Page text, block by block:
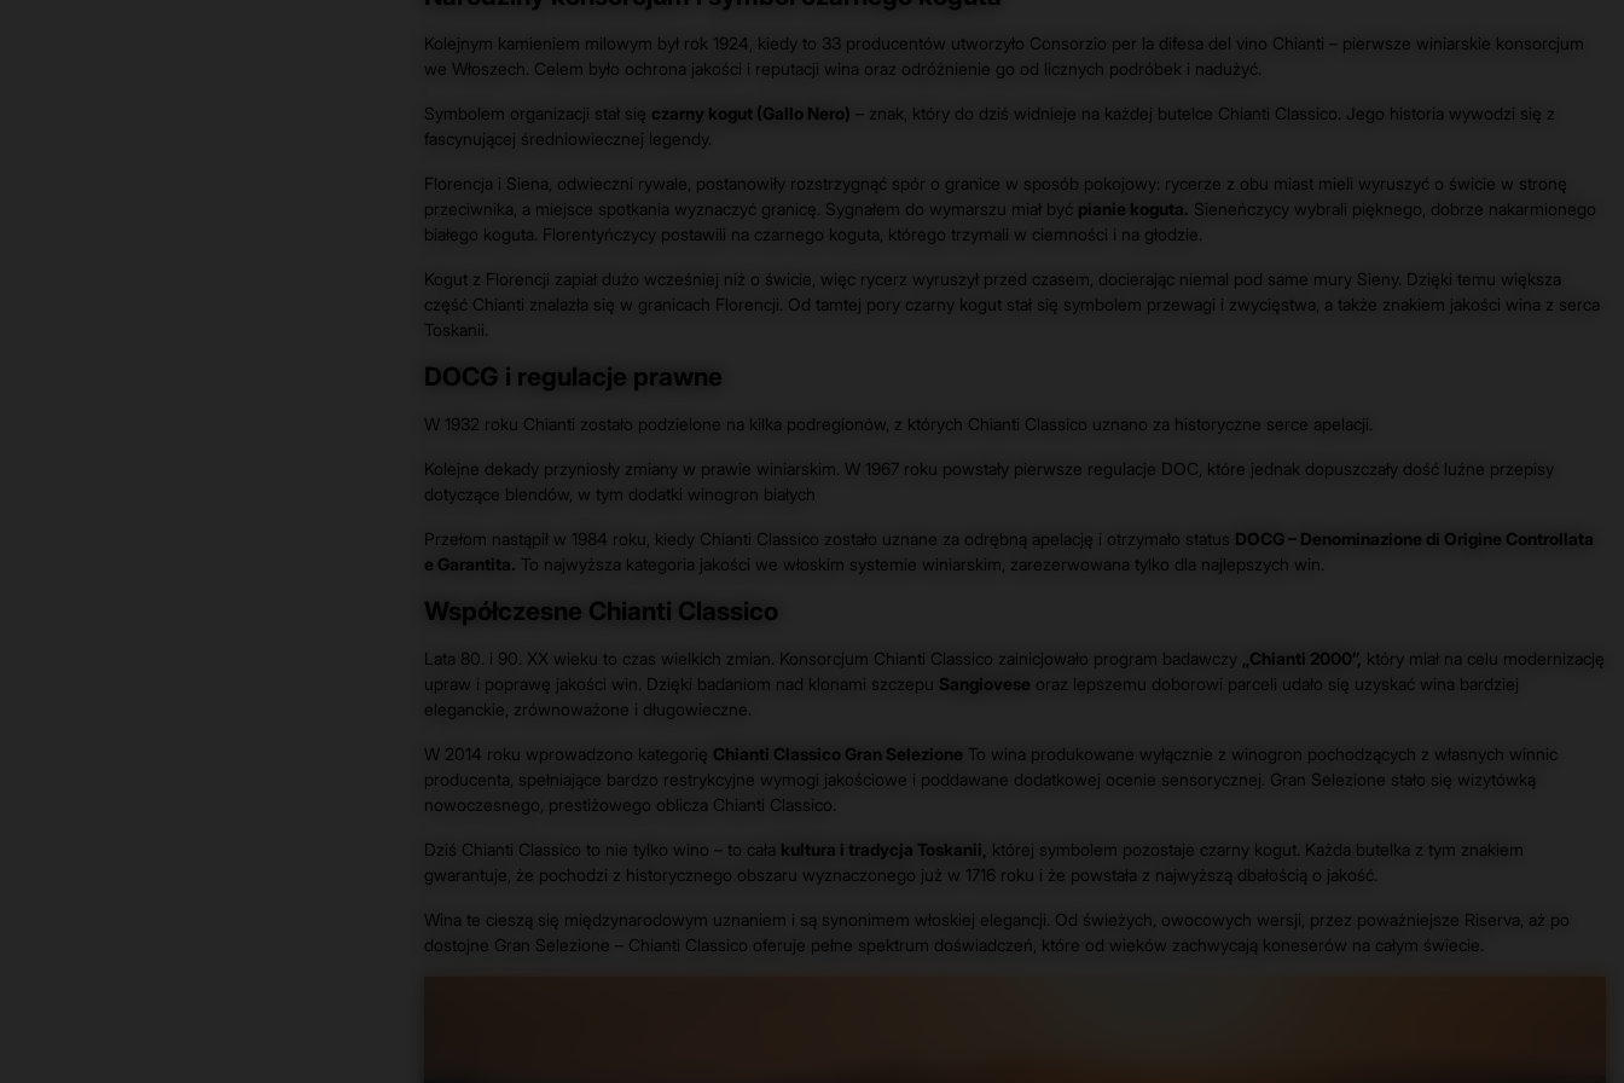
Kolejnym kamieniem milowym był rok 1924, kiedy to 33 producentów utworzyło Consorzio per la difesa del vino Chianti – pierwsze winiarskie konsorcjum
we Włoszech. Celem było ochrona jakości i reputacji wina oraz odróżnienie go od licznych podróbek i nadużyć.
Symbolem organizacji stał się czarny kogut (Gallo Nero) – znak, który do dziś widnieje na każdej butelce Chianti Classico. Jego historia wywodzi się z
fascynującej średniowiecznej legendy.
Florencja i Siena, odwieczni rywale, postanowiły rozstrzygnąć spór o granice w sposób pokojowy: rycerze z obu miast mieli wyruszyć o świcie w stronę
przeciwnika, a miejsce spotkania wyznaczyć granicę. Sygnałem do wymarszu miał być pianie koguta. Sieneńczycy wybrali pięknego, dobrze nakarmionego
białego koguta. Florentyńczycy postawili na czarnego koguta, którego trzymali w ciemności i na głodzie.
Kogut z Florencji zapiał dużo wcześniej niż o świcie, więc rycerz wyruszył przed czasem, docierając niemal pod same mury Sieny. Dzięki temu większa
część Chianti znalazła się w granicach Florencji. Od tamtej pory czarny kogut stał się symbolem przewagi i zwycięstwa, a także znakiem jakości wina z serca
Toskanii.
DOCG i regulacje prawne
W 1932 roku Chianti zostało podzielone na kilka podregionów, z których Chianti Classico uznano za historyczne serce apelacji.
Kolejne dekady przyniosły zmiany w prawie winiarskim. W 1967 roku powstały pierwsze regulacje DOC, które jednak dopuszczały dość luźne przepisy
dotyczące blendów, w tym dodatki winogron białych
Przełom nastąpił w 1984 roku, kiedy Chianti Classico zostało uznane za odrębną apelację i otrzymało status DOCG – Denominazione di Origine Controllata
e Garantita. To najwyższa kategoria jakości we włoskim systemie winiarskim, zarezerwowana tylko dla najlepszych win.
Współczesne Chianti Classico
Lata 80. i 90. XX wieku to czas wielkich zmian. Konsorcjum Chianti Classico zainicjowało program badawczy „Chianti 2000”, który miał na celu modernizację
upraw i poprawę jakości win. Dzięki badaniom nad klonami szczepu Sangiovese oraz lepszemu doborowi parceli udało się uzyskać wina bardziej
eleganckie, zrównoważone i długowieczne.
W 2014 roku wprowadzono kategorię Chianti Classico Gran Selezione To wina produkowane wyłącznie z winogron pochodzących z własnych winnic
producenta, spełniające bardzo restrykcyjne wymogi jakościowe i poddawane dodatkowej ocenie sensorycznej. Gran Selezione stało się wizytówką
nowoczesnego, prestiżowego oblicza Chianti Classico.
Dziś Chianti Classico to nie tylko wino – to cała kultura i tradycja Toskanii, której symbolem pozostaje czarny kogut. Każda butelka z tym znakiem
gwarantuje, że pochodzi z historycznego obszaru wyznaczonego już w 1716 roku i że powstała z najwyższą dbałością o jakość.
Wina te cieszą się międzynarodowym uznaniem i są synonimem włoskiej elegancji. Od świeżych, owocowych wersji, przez poważniejsze Riserva, aż po
dostojne Gran Selezione – Chianti Classico oferuje pełne spektrum doświadczeń, które od wieków zachwycają koneserów na całym świecie.